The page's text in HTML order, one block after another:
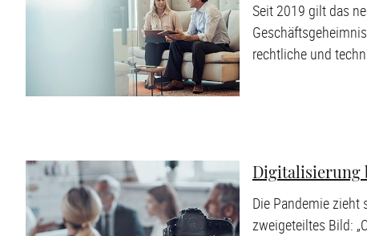
Seit 2019 gilt das
rechtliche und
Digitalisierung
Die Pandemie zieht
zweigeteiltes Bild: